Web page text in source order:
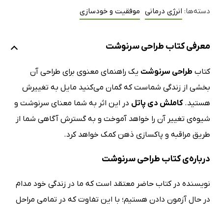
دسته‌ها: انرژی درمانی موفقیت و خودسازی
معرفی کتاب طراحی سرنوشت
کتاب طراحی سرنوشت یک راهنمای معنوی برای طراحی آن
بخشی از زندگی شماست که گمان می‌کنید مایل به تغییرش
هستید.کاملش دی پاتل در این اثر به شما معنای سرنوشت و
شیوه‌ی تغییر آن را خواهد آموخت و به گسترش آگاهی شما از
طریق مراقبه و پاکسازی ذهن کمک خواهد کرد.
درباره‌ی کتاب طراحی سرنوشت
نویسنده در کتاب حاضر معتقد است که ما در زندگی خود مدام
در حال آزمون دادن هستیم؛ با این تفاوت که در تمامی مراحل